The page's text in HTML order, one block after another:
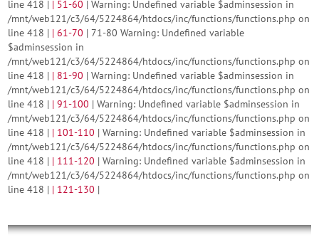
line 418 | | 51-60 | Warning: Undefined variable $adminsession in
/mnt/web121/c3/64/5224864/htdocs/inc/functions/functions.php on
line 418 | |61-70 | 71-80 Warning: Undefined variable
$adminsession in
/mnt/web121/c3/64/5224864/htdocs/inc/functions/functions.php on
line 418 | | 81-90 | Warning: Undefined variable $adminsession in
/mnt/web121/c3/64/5224864/htdocs/inc/functions/functions.php on
line 418 | |91-100 | Warning: Undefined variable $adminsession in
/mnt/web121/c3/64/5224864/htdocs/inc/functions/functions.php on
line 418 | | 101-110 | Warning: Undefined variable $adminsession in
/mnt/web121/c3/64/5224864/htdocs/inc/functions/functions.php on
line 418 | | 111-120 | Warning: Undefined variable $adminsession in
/mnt/web121/c3/64/5224864/htdocs/inc/functions/functions.php on
line 418 | | 121-130 |